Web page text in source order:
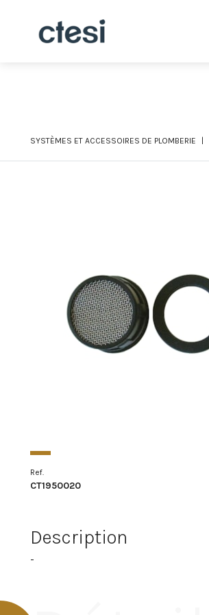
SYSTÈMES ET ACCESSOIRES DE PLOMBERIE
Ref.
CT1950020
Description
-